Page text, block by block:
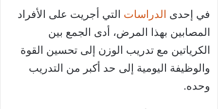
في إحدى الدراسات التي أجريت على الأفراد
المصابين بهذا المرض، أدى الجمع بين
الكرياتين مع تدريب الوزن إلى تحسين القوة
والوظيفة اليومية إلى حد أكبر من التدريب
وحده.